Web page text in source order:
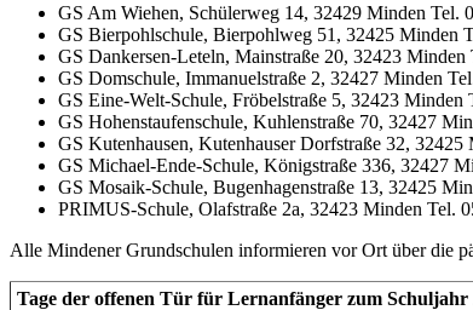
GS Am Wiehen, Schülerweg 14, 32429 Minden Tel.
GS Bierpohlschule, Bierpohlweg 51, 32425 Minden
GS Dankersen-Leteln, Mainstraße 20, 32423 Minden
GS Domschule, Immanuelstraße 2, 32427 Minden
GS Eine-Welt-Schule, Fröbelstraße 5, 32423 Minden
GS Hohenstaufenschule, Kuhlenstraße 70, 32427
GS Kutenhausen, Kutenhauser Dorfstraße 32, 32425
GS Michael-Ende-Schule, Königstraße 336, 32427
GS Mosaik-Schule, Bugenhagenstraße 13, 32425
PRIMUS-Schule, Olafstraße 2a, 32423 Minden Tel.
Alle Mindener Grundschulen informieren vor Ort über die
Tage der offenen Tür für Lernanfänger zum Schuljahr